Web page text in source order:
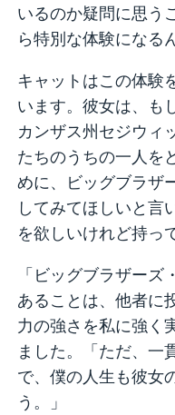
いるのか疑問に思う
ら特別な体験になる
キャットはこの体験
います。彼女は、も
カンザス州セジウィ
たちのうちの一人を
めに、ビッグブラザ
してみてほしいと言
を欲しいけれど持っ
「ビッグブラザー
あることは、他者に
力の強さを私に強く
ました。「ただ、一
で、僕の人生も彼女
う。」